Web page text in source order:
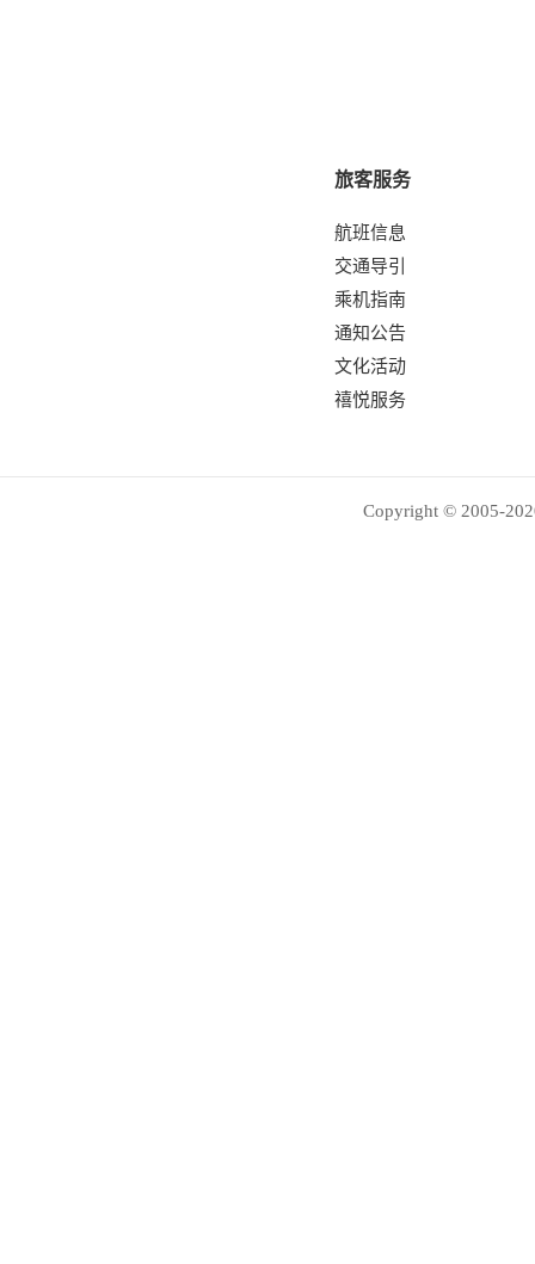
旅客服务
航班信息
交通导引
乘机指南
通知公告
文化活动
禧悦服务
Copyright © 2005-